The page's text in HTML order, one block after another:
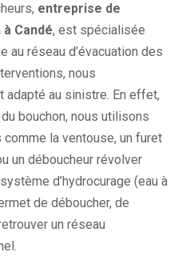
entreprise de
Candé, est spécialisée
au réseau d’évacuation des
nous
adapté au sinistre. En effet,
bouchon, nous utilisons
la ventouse, un furet
un déboucheur révolver
d’hydrocurage (eau à
de déboucher, de
un réseau